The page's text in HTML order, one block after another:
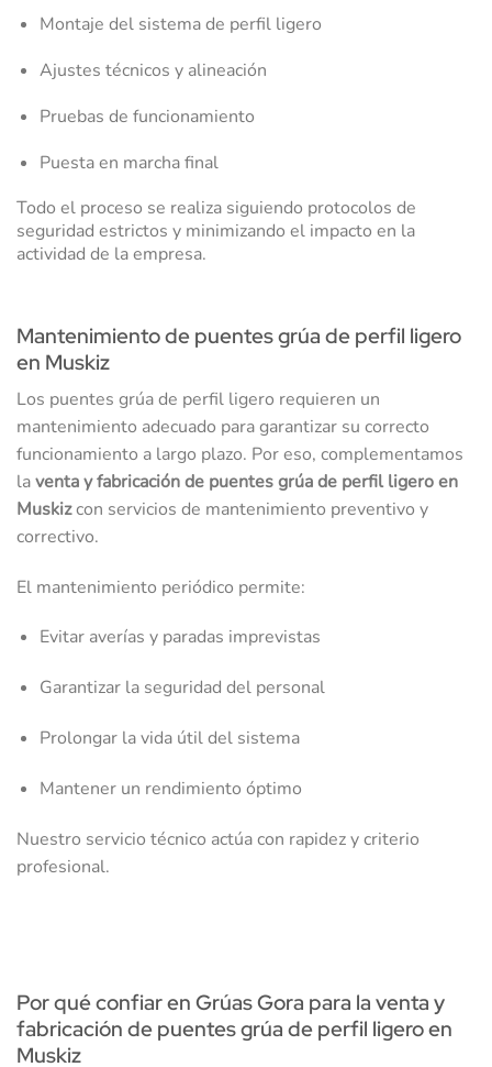
Montaje del sistema de perfil ligero
Ajustes técnicos y alineación
Pruebas de funcionamiento
Puesta en marcha final
Todo el proceso se realiza siguiendo protocolos de
seguridad estrictos y minimizando el impacto en la
actividad de la empresa.
Mantenimiento de puentes grúa de perfil ligero
en Muskiz
Los puentes grúa de perfil ligero requieren un
mantenimiento adecuado para garantizar su correcto
funcionamiento a largo plazo. Por eso, complementamos
laventa y fabricación de puentes grúa de perfil ligero en
Muskizcon servicios de mantenimiento preventivo y
correctivo.
El mantenimiento periódico permite:
Evitar averías y paradas imprevistas
Garantizar la seguridad del personal
Prolongar la vida útil del sistema
Mantener un rendimiento óptimo
Nuestro servicio técnico actúa con rapidez y criterio
profesional.
Por qué confiar en Grúas Gora para la venta y
fabricación de puentes grúa de perfil ligero en
Muskiz